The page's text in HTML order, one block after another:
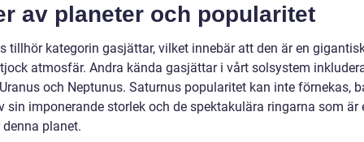
av planeter och popularitet
tillhör kategorin gasjättar, vilket innebär att den är en
atmosfär. Andra kända gasjättar i vårt solsystem
och Neptunus. Saturnus popularitet kan inte förnekas,
sin imponerande storlek och de spektakulära ringarna som är
planet.